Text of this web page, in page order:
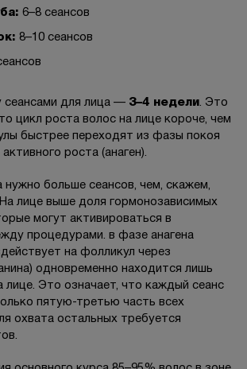
6–8 сеансов
8–10 сеансов
сеансами для лица — 3–4 недели. Это
цикл роста волос на лице короче, чем
быстрее переходят из фазы покоя
роста (анаген).
нужно больше сеансов, чем, скажем,
лице выше доля гормонозависимых
могут активироваться в
процедурами. в фазе анагена
на фолликул через
одновременно находится лишь
лице. Это означает, что каждый сеанс
пятую-третью часть всех
охвата остальных требуется